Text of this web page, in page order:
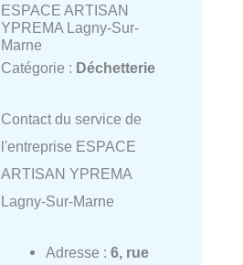
ESPACE ARTISAN
YPREMA Lagny-Sur-
Marne
Catégorie : Déchetterie
Contact du service de
l'entreprise ESPACE
ARTISAN YPREMA
Lagny-Sur-Marne
Adresse : 6, rue